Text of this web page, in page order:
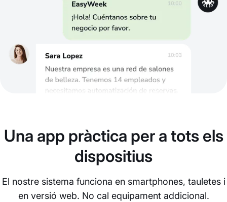
Una app pràctica per a tots els
dispositius
El nostre sistema funciona en smartphones, tauletes i
en versió web. No cal equipament addicional.